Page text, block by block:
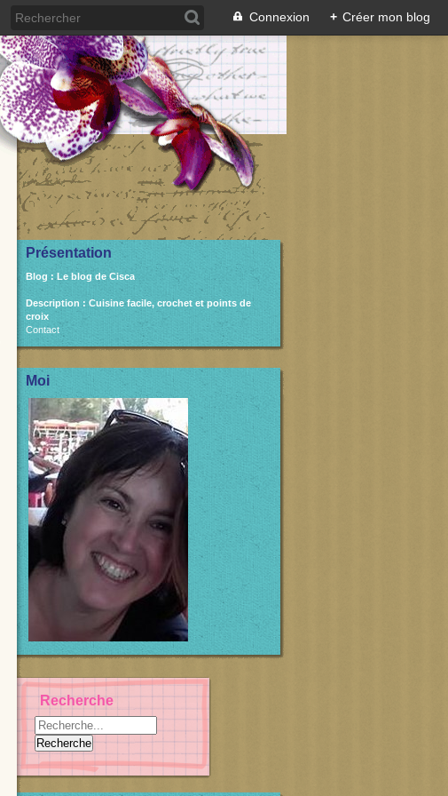
Connexion + Créer mon blog
Présentation
Blog : Le blog de Cisca
Description : Cuisine facile, crochet et points de
croix
Contact
Moi
Recherche